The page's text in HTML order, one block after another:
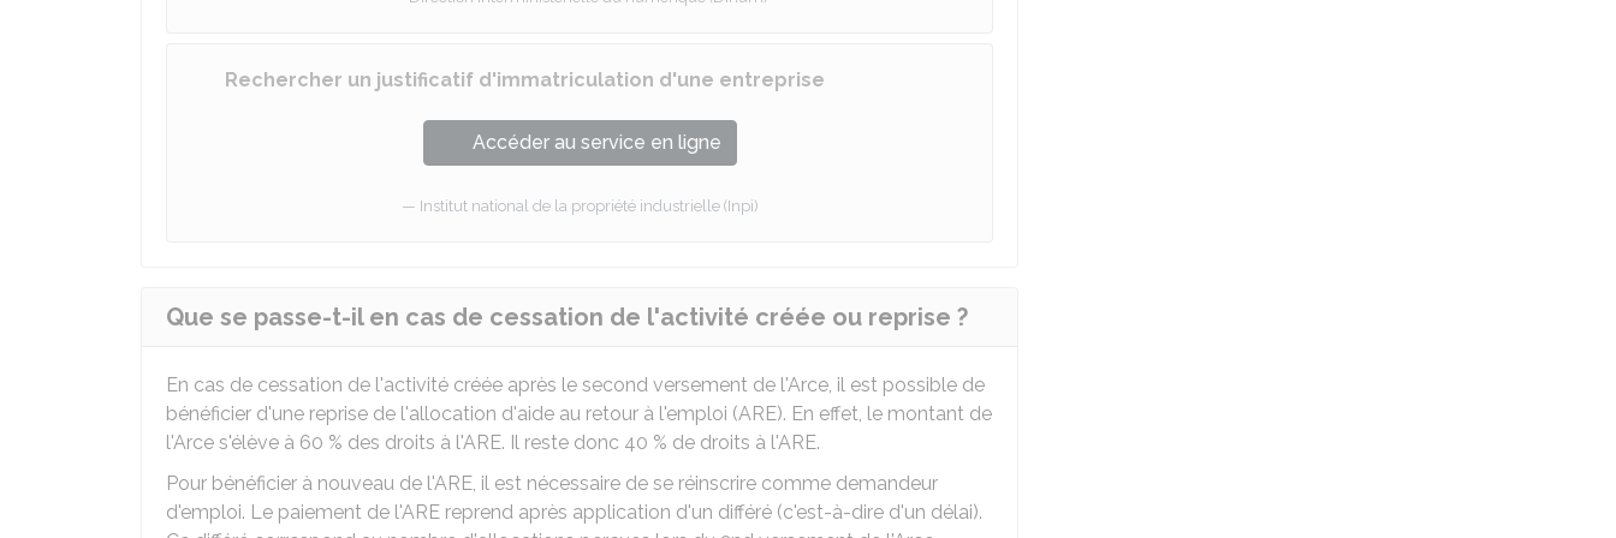
Rechercher un justificatif d'immatriculation d'une entreprise
Accéder au service en ligne
Institut national de la propriété industrielle (Inpi)
Que se passe-t-il en cas de cessation de l'activité créée ou reprise ?
En cas de cessation de l'activité créée après le second versement de l'Arce, il est possible de
bénéficier d'une reprise de l'allocation d'aide au retour à l'emploi (ARE). En effet, le montant de
l'Arce s'élève à 60 % des droits à l'ARE. Il reste donc 40 % de droits à l'ARE.
Pour bénéficier à nouveau de l'ARE, il est nécessaire de se réinscrire comme demandeur
d'emploi. Le paiement de l'ARE reprend après application d'un différé (c'est-à-dire d'un délai).